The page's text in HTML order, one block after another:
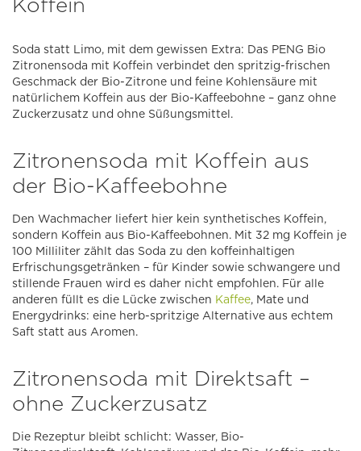
Soda statt Limo, mit dem gewissen Extra: Das PENG Bio
Zitronensoda mit Koffein verbindet den spritzig-frischen
Geschmack der Bio-Zitrone und feine Kohlensäure mit
natürlichem Koffein aus der Bio-Kaffeebohne – ganz ohne
Zuckerzusatz und ohne Süßungsmittel.
Zitronensoda mit Koffein aus
der Bio-Kaffeebohne
Den Wachmacher liefert hier kein synthetisches Koffein,
sondern Koffein aus Bio-Kaffeebohnen. Mit 32 mg Koffein je
100 Milliliter zählt das Soda zu den koffeinhaltigen
Erfrischungsgetränken – für Kinder sowie schwangere und
stillende Frauen wird es daher nicht empfohlen. Für alle
anderen füllt es die Lücke zwischen Kaffee, Mate und
Energydrinks: eine herb-spritzige Alternative aus echtem
Saft statt aus Aromen.
Zitronensoda mit Direktsaft –
ohne Zuckerzusatz
Die Rezeptur bleibt schlicht: Wasser, Bio-